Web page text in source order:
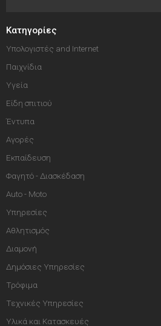
Κατηγορίες
Υπολογιστές and Internet
Παιχνίδια
Υγεία
Είδη σπιτιού
Έντυπα
Αγορές
Εκπαίδευση
Φαγητό - Διασκέδαση
Auto - Moto
Υπηρεσίες
Αθλητισμός
Διαμονή
Δημόσιες Υπηρεσίες
Τρόφιμα
Τεχνικές Υπηρεσίες
Υλικά και Κατασκευές